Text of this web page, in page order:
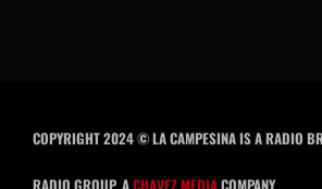
COPYRIGHT 2024 © LA CAMPESINA IS A RADIO